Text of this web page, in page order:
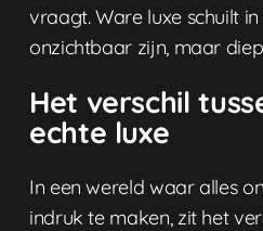
vraagt. Ware luxe schuilt
onzichtbaar zijn, maar
Het verschil
echte luxe
In een wereld waar alles
indruk te maken, zit het